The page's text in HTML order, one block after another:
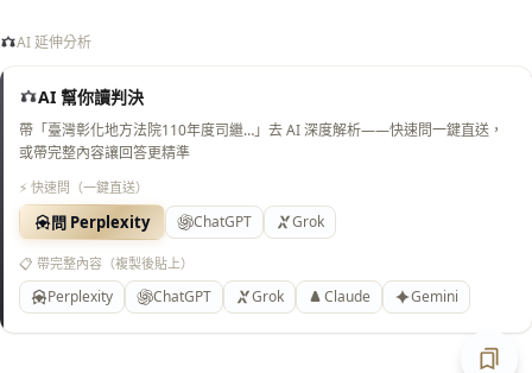
AI 延伸分析
AI 幫你讀判決
帶「臺灣彰化地方法院110年度司繼…」去 AI 深度解析——快速問一鍵直送，
或帶完整內容讓回答更精準
⚡ 快速問（一鍵直送）
問 Perplexity ChatGPT Grok
📋 帶完整內容（複製後貼上）
Perplexity ChatGPT Grok Claude Gemini